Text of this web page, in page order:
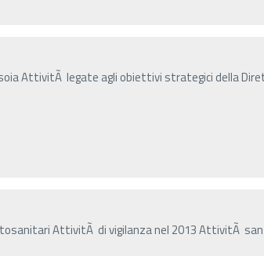
AttivitÃ legate agli obiettivi strategici della
AttivitÃ di vigilanza nel 2013 AttivitÃ